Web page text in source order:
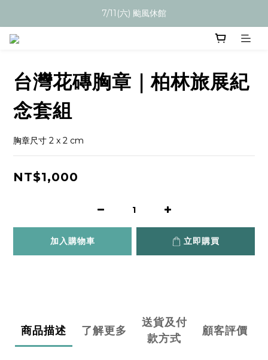
7/11(六) 颱風休館
台灣花磚胸章｜柏林旅展紀
念套組
胸章尺寸 2 x 2 cm
NT$1,000
加入購物車 立即購買
商品描述 了解更多
送貨及付
款方式
顧客評價